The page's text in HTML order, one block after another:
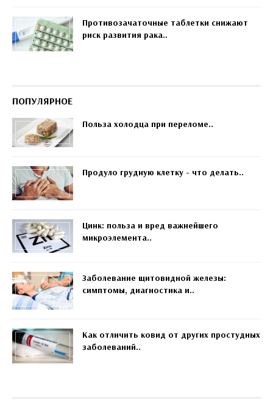
Противозачаточные таблетки снижают
риск развития рака..
ПОПУЛЯРНОЕ
Польза холодца при переломе..
Продуло грудную клетку - что делать..
Цинк: польза и вред важнейшего
микроэлемента..
Заболевание щитовидной железы:
симптомы, диагностика и..
Как отличить ковид от других простудных
заболеваний..